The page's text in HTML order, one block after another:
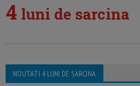
4 luni de sarcina
NOUTATI 4 LUNI DE SARCINA